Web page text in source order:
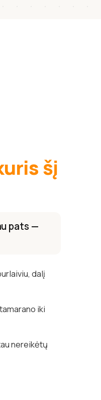
šį
pats —
dalį
iki
nereikėtų